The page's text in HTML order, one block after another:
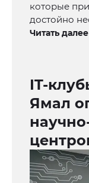
которые
достойно
Читать
IT-
Ямал